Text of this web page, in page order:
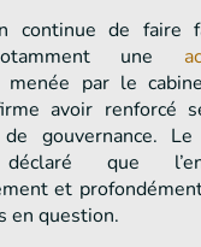
continue de faire
une
menée par le
avoir renforcé
gouvernance.
que
et
en question.